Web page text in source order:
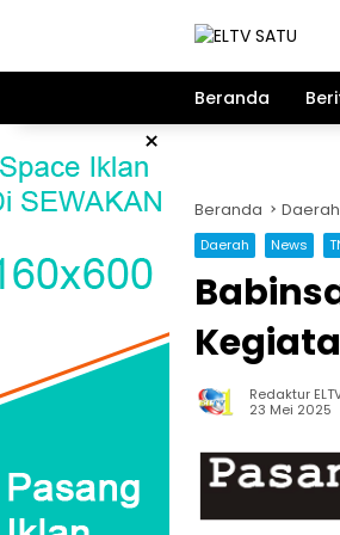
Beranda
×
Beranda Daerah
Daerah News
Redaktur
23 Mei 2025